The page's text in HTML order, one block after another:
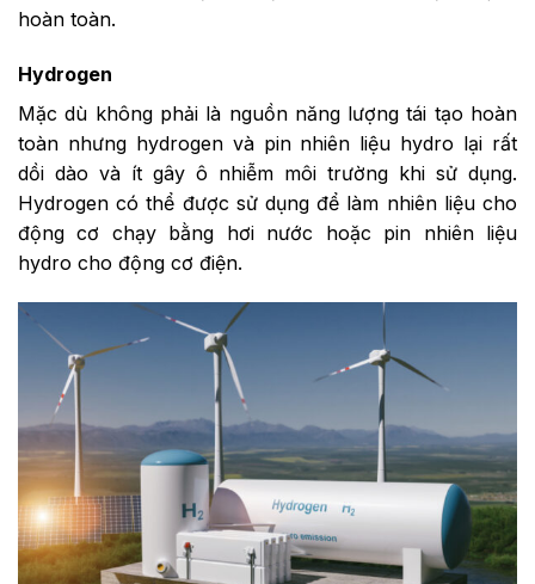
hoàn toàn.
Hydrogen
Mặc dù không phải là nguồn năng lượng tái tạo hoàn
toàn nhưng hydrogen và pin nhiên liệu hydro lại rất
dồi dào và ít gây ô nhiễm môi trường khi sử dụng.
Hydrogen có thể được sử dụng để làm nhiên liệu cho
động cơ chạy bằng hơi nước hoặc pin nhiên liệu
hydro cho động cơ điện.